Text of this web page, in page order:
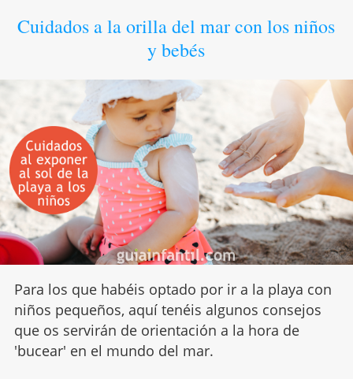
Cuidados a la orilla del mar con los niños
y bebés
Para los que habéis optado por ir a la playa con
niños pequeños, aquí tenéis algunos consejos
que os servirán de orientación a la hora de
'bucear' en el mundo del mar.